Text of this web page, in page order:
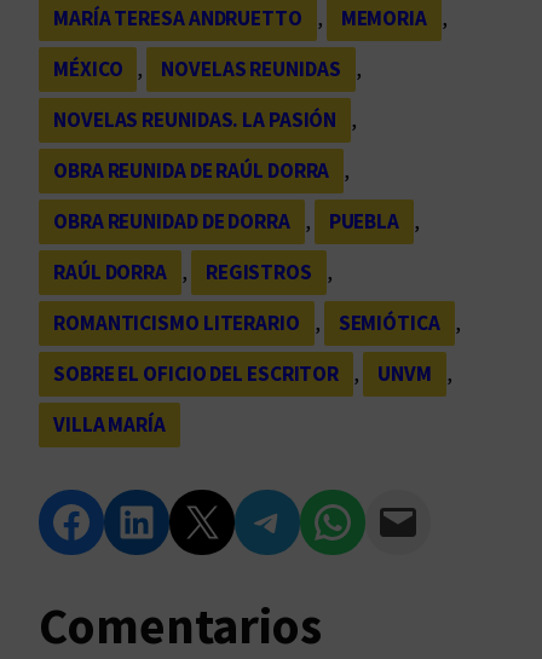
MARÍA TERESA ANDRUETTO
, MEMORIA
,
MÉXICO
, NOVELAS REUNIDAS
,
NOVELAS REUNIDAS. LA PASIÓN
,
OBRA REUNIDA DE RAÚL DORRA
,
OBRA REUNIDAD DE DORRA
, PUEBLA
,
RAÚL DORRA
, REGISTROS
,
ROMANTICISMO LITERARIO
, SEMIÓTICA
,
SOBRE EL OFICIO DEL ESCRITOR
, UNVM
,
VILLA MARÍA
Compartir en Facebook Compartir en LinkedIn Compartir en Twitter Compartir en Telegram Compartir en WhatsApp Compartir vía Email
Comentarios